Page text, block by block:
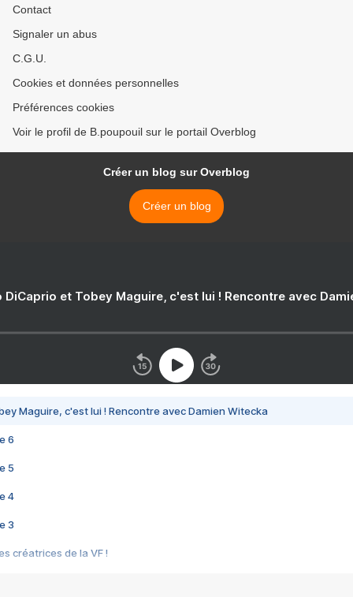
Contact
Signaler un abus
C.G.U.
Cookies et données personnelles
Préférences cookies
Voir le profil de B.poupouil sur le portail Overblog
Créer un blog sur Overblog
Créer un blog
DiCaprio et Tobey Maguire, c'est lui ! Rencontre avec
Maguire, c'est lui ! Rencontre avec Damien Witecka
6
5
4
3
créatrices de la VF !